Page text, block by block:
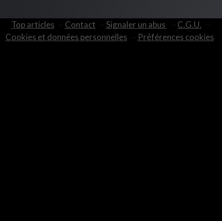
Top articles Contact Signaler un abus
C.G.U.
Cookies et données personnelles
Préférences cookies